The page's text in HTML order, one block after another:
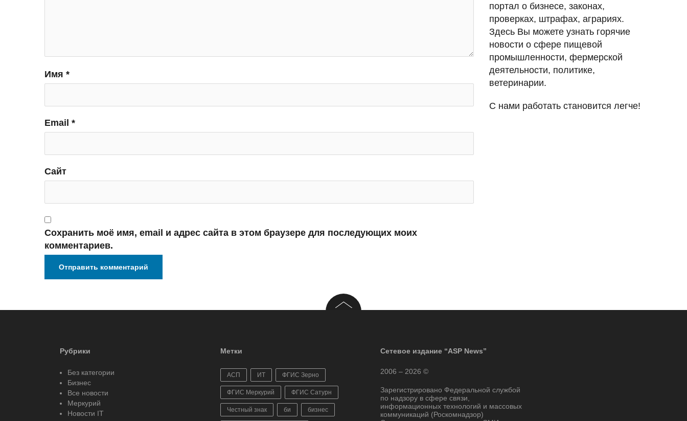
Имя *
Email *
Сайт
Сохранить моё имя, email и адрес сайта в этом браузере для последующих моих
комментариев.
портал о бизнесе, законах,
проверках, штрафах, аграриях.
Здесь Вы можете узнать горячие
новости о сфере пищевой
промышленности, фермерской
деятельности, политике,
ветеринарии.
С нами работать становится легче!
Рубрики
Без категории
Бизнес
Все новости
Меркурий
Новости IT
Метки
АСП ИТ ФГИС Зерно
ФГИС Меркурий ФГИС Сатурн
Честный знак би бизнес
Сетевое издание “ASP News”
2006 – 2026 ©
Зарегистрировано Федеральной службой
по надзору в сфере связи,
информационных технологий и массовых
коммуникаций (Роскомнадзор)